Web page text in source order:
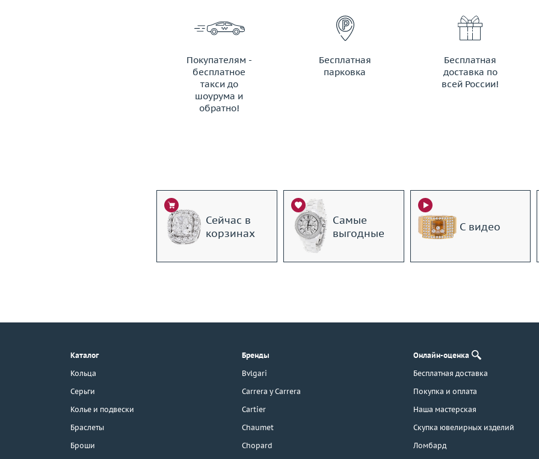
г. Москва, Тихвинский пер., д. 7,
3D-тур по шоуруму
Покупателям -
бесплатное
такси до
шоурума и
обратно!
ЗАКАЗАТЬ ТАКСИ
Бесплатная
парковка
Бесплатная
доставка по
всей России!
Сейчас в
корзинах
Самые
выгодные
С видео
Каталог
Кольца
Серьги
Колье и подвески
Браслеты
Броши
Бренды
Bvlgari
Carrera y Carrera
Cartier
Chaumet
Chopard
Онлайн-оценка
Бесплатная доставка
Покупка и оплата
Наша мастерская
Скупка ювелирных изделий
Ломбард